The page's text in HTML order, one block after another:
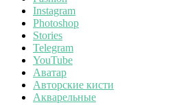
Instagram
Photoshop
Stories
Telegram
YouTube
Аватар
Авторские кисти
Акварельные